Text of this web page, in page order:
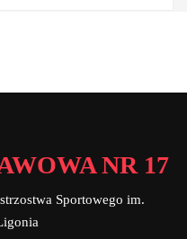
NR 17
Sportowego im.